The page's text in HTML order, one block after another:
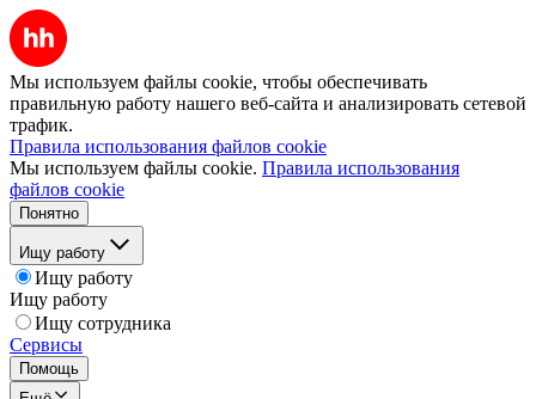
Мы используем файлы cookie, чтобы обеспечивать
правильную работу нашего веб-сайта и анализировать сетевой
трафик.
Правила использования файлов cookie
Мы используем файлы cookie. Правила использования
файлов cookie
Понятно
Ищу работу
Ищу работу
Ищу работу
Ищу сотрудника
Сервисы
Помощь